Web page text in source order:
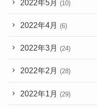
2022年5月 (10)
2022年4月 (6)
2022年3月 (24)
2022年2月 (28)
2022年1月 (29)